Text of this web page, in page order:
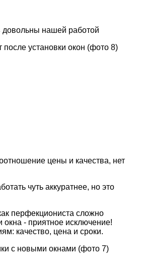
довольны нашей работой
цены и качества, нет
чуть аккуратнее, но это
перфекциониста сложно
окна - приятное исключение!
качество, цена и сроки.